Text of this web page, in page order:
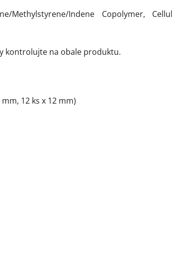
Methylstyrene/Indene Copolymer,
kontrolujte na obale produktu.
12 ks x 12 mm)